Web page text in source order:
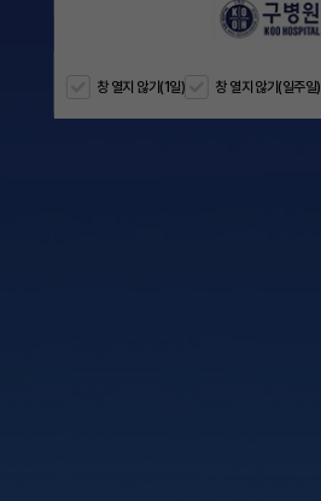
창 열지 않기(일주일)
창 열지 않기(1일) 창 열지 않기(일주일)
창 열지 않기(1일) 창 열지 않기(일주일)